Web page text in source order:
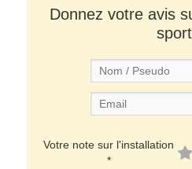
Donnez votre avis
Votre note sur l'installation
*